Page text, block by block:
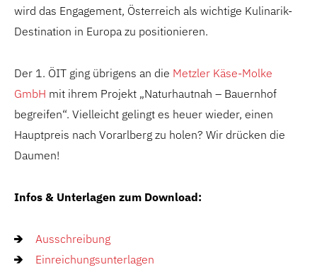
wird das Engagement, Österreich als wichtige Kulinarik-
Destination in Europa zu positionieren.
Der 1. ÖIT ging übrigens an die Metzler Käse-Molke
GmbH mit ihrem Projekt „Naturhautnah – Bauernhof
begreifen“. Vielleicht gelingt es heuer wieder, einen
Hauptpreis nach Vorarlberg zu holen? Wir drücken die
Daumen!
Infos & Unterlagen zum Download:
Ausschreibung
Einreichungsunterlagen